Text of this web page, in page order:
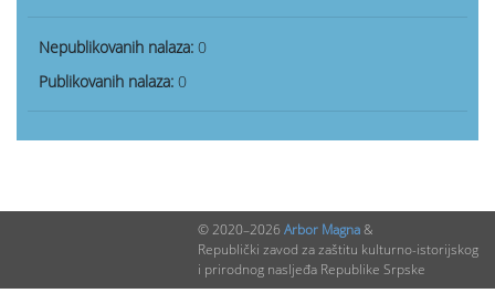
Nepublikovanih nalaza: 0
Publikovanih nalaza: 0
© 2020–2026 Arbor Magna&
Republički zavod za zaštitu kulturno-istorijskog
i prirodnog nasljeđa Republike Srpske